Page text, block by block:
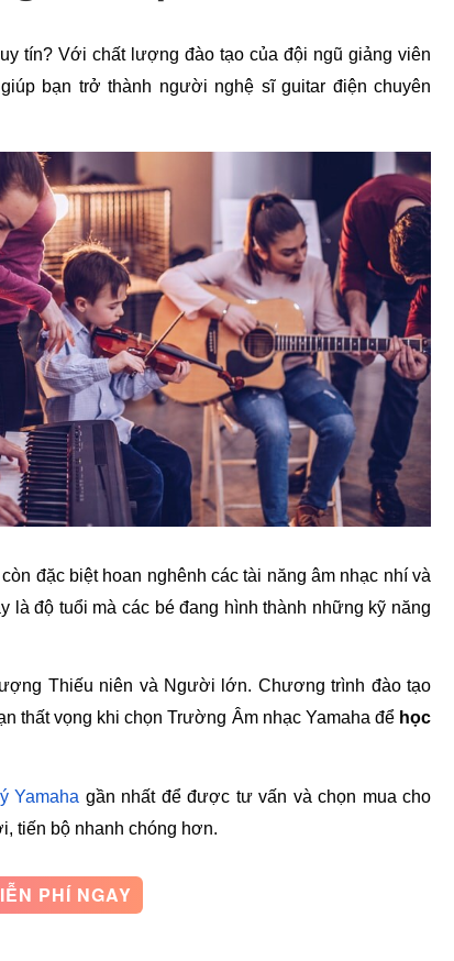
uy tín? Với chất lượng đào tạo của đội ngũ giảng viên
bạn trở thành người nghệ sĩ guitar điện chuyên
đặc biệt hoan nghênh các tài năng âm nhạc nhí và
là độ tuổi mà các bé đang hình thành những kỹ năng
Thiếu niên và Người lớn. Chương trình đào tạo
thất vọng khi chọn Trường Âm nhạc Yamaha để học
Yamaha gần nhất để được tư vấn và chọn mua cho
tiến bộ nhanh chóng hơn.
PHÍ NGAY